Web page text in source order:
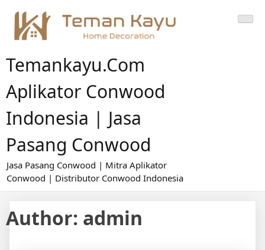
content
Temankayu.com
Aplikator Conwood
Indonesia | Jasa
Pasang Conwood
Jasa Pasang Conwood | Mitra Aplikator
Conwood | Distributor Conwood Indonesia
Author: admin